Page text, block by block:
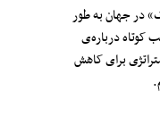
در جهان به طور
کوتاه درباره‌ی
برای کاهش